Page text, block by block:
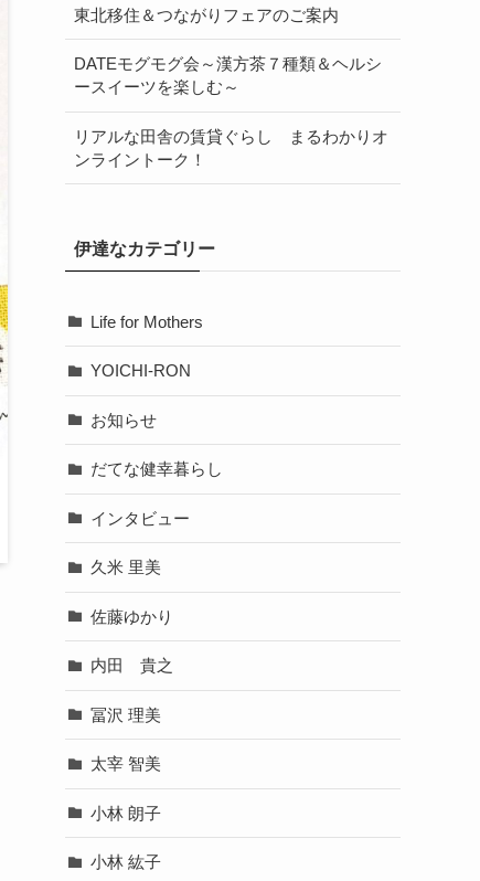
東北移住＆つながりフェアのご案内
DATEモグモグ会～漢方茶７種類＆ヘルシ
ースイーツを楽しむ～
リアルな田舎の賃貸ぐらし まるわかりオ
ンライントーク！
伊達なカテゴリー
Life for Mothers
YOICHI-RON
お知らせ
だてな健幸暮らし
インタビュー
久米 里美
佐藤ゆかり
内田 貴之
冨沢 理美
太宰 智美
小林 朗子
小林 紘子